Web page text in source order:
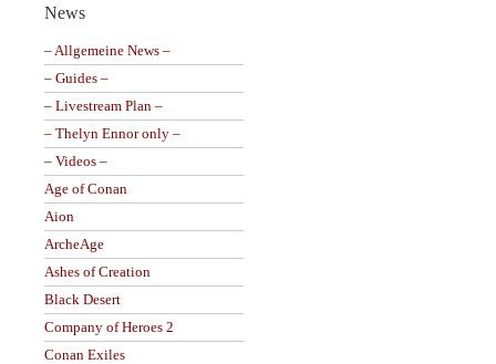
News
– Allgemeine News –
– Guides –
– Livestream Plan –
– Thelyn Ennor only –
– Videos –
Age of Conan
Aion
ArcheAge
Ashes of Creation
Black Desert
Company of Heroes 2
Conan Exiles